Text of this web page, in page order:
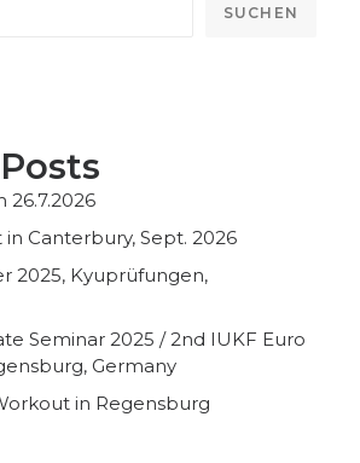
SUCHEN
26.7.2026
Canterbury, Sept. 2026
2025, Kyuprüfungen,
Seminar 2025 / 2nd IUKF Euro
Germany
in Regensburg